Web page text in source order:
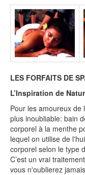
LES FORFAITS DE
L’Inspiration de
Pour les amoureux
plus inoubliable: bain
corporel à la menthe
lequel on utilise de
corporel selon le type
C’est un vrai
vous n'oublierez